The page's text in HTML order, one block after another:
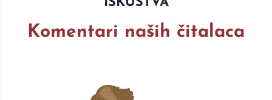
ISKUSTVA
Komentari naših čitalaca